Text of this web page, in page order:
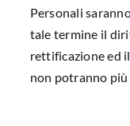
Personali
tale termine il
rettificazione ed
non potranno